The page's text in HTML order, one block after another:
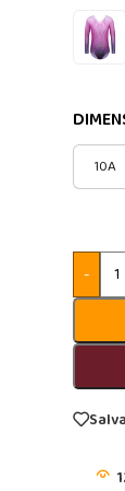
10A
-
Salva